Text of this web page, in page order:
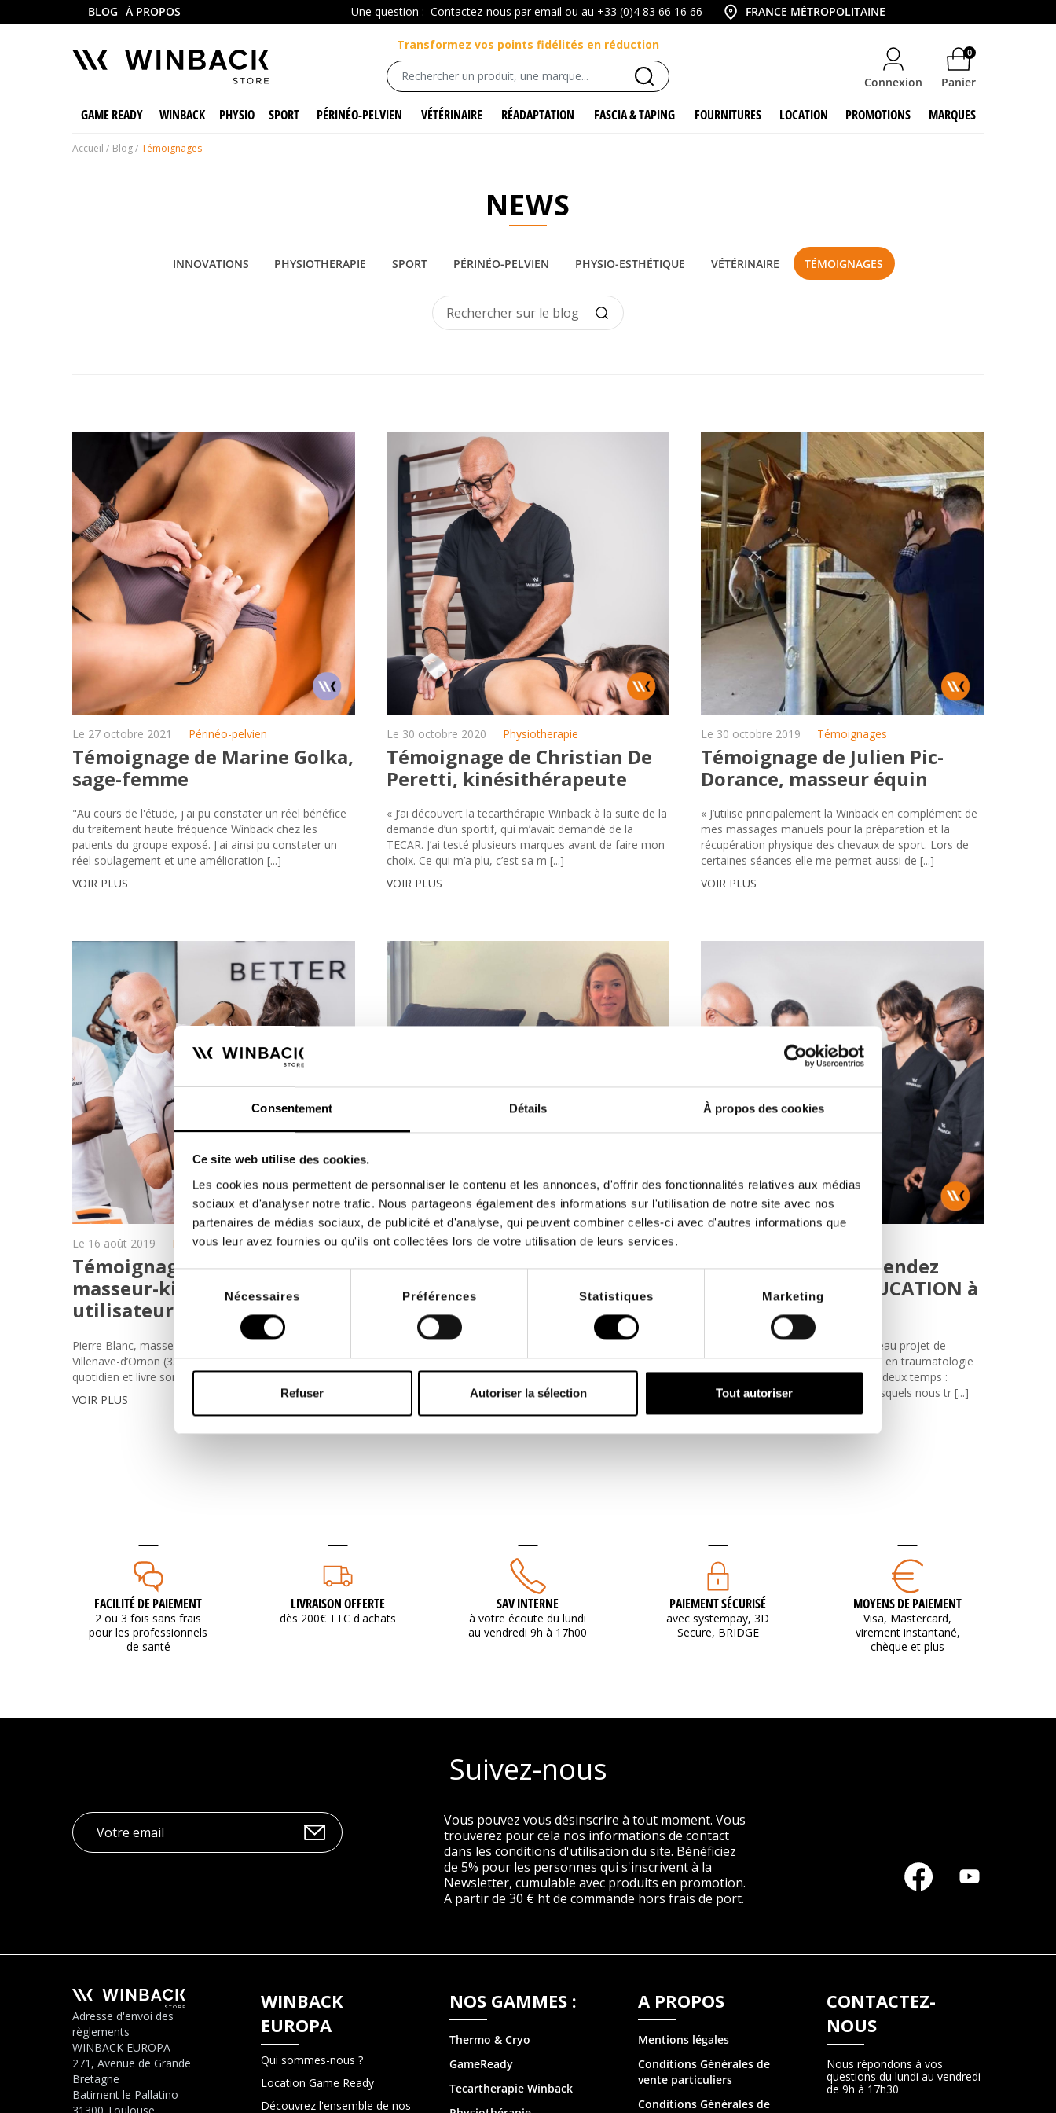
Consentement Détails À propos des cookies
Ce site web utilise des cookies.
Les cookies nous permettent de personnaliser le contenu et les annonces, d'offrir des fonctionnalités relatives aux médias
sociaux et d'analyser notre trafic. Nous partageons également des informations sur l'utilisation de notre site avec nos
partenaires de médias sociaux, de publicité et d'analyse, qui peuvent combiner celles-ci avec d'autres informations que
vous leur avez fournies ou qu'ils ont collectées lors de votre utilisation de leurs services.
Sélection
du
consentement
Nécessaires Préférences Statistiques Marketing
Refuser Autoriser la sélection Tout autoriser
BLOG À PROPOS Une question : Contactez-nous par email ou au +33 (0)4 83 66 16 66 Country
FRANCE MÉTROPOLITAINE
Transformez vos points fidélités en réduction
Connexion Panier
0
GAME READY WINBACK PHYSIO SPORT PÉRINÉO-PELVIEN VÉTÉRINAIRE RÉADAPTATION FASCIA & TAPING FOURNITURES LOCATION PROMOTIONS MARQUES
Accueil Blog Témoignages
NEWS
INNOVATIONS PHYSIOTHERAPIE SPORT PÉRINÉO-PELVIEN PHYSIO-ESTHÉTIQUE VÉTÉRINAIRE TÉMOIGNAGES
Le 27 octobre 2021 Périnéo-pelvien
Témoignage de Marine Golka,
sage-femme
"Au cours de l'étude, j'ai pu constater un réel bénéfice
du traitement haute fréquence Winback chez les
patients du groupe exposé. J'ai ainsi pu constater un
réel soulagement et une amélioration [...]
VOIR PLUS
Le 30 octobre 2020 Physiotherapie
Témoignage de Christian De
Peretti, kinésithérapeute
« J’ai découvert la tecarthérapie Winback à la suite de la
demande d’un sportif, qui m’avait demandé de la
TECAR. J’ai testé plusieurs marques avant de faire mon
choix. Ce qui m’a plu, c’est sa m [...]
VOIR PLUS
Le 30 octobre 2019 Témoignages
Témoignage de Julien Pic-
Dorance, masseur équin
« J’utilise principalement la Winback en complément de
mes massages manuels pour la préparation et la
récupération physique des chevaux de sport. Lors de
certaines séances elle me permet aussi de [...]
VOIR PLUS
Le 16 août 2019 Physiotherapie
Témoignage de M.Blanc,
masseur-kinésithérapeute
utilisateur de la Winback 6.0
Pierre Blanc, masseur-kinésithérapeute basé à
Villenave-d’Ornon (33), utilise la Winback 6.0 au
quotidien et livre son avis sur celle-ci.
VOIR PLUS
Le 16 août 2019 Sport
Témoignage Game Ready -
Charlotte Morel
Charlotte Morel, triathlète professionnelle, utilise Game
Ready au quotidien.
VOIR PLUS
Témoignage de S.Mendez
(SCM - SPORT REEDUCATION à
Nous voulions développer un nouveau projet de
cabinet plus grand et plus spécialisé en traumatologie
du sport… Nous avons raisonné en deux temps :
renouveler les équipements avec lesquels nous tr [...]
VOIR PLUS
FACILITÉ DE PAIEMENT
2 ou 3 fois sans frais
pour les professionnels
de santé
LIVRAISON OFFERTE
dès 200€ TTC d'achats
SAV INTERNE
à votre écoute du lundi
au vendredi 9h à 17h00
PAIEMENT SÉCURISÉ
avec systempay, 3D
Secure, BRIDGE
MOYENS DE PAIEMENT
Visa, Mastercard,
virement instantané,
chèque et plus
Suivez-nous
Vous pouvez vous désinscrire à tout moment. Vous
trouverez pour cela nos informations de contact
dans les conditions d'utilisation du site. Bénéficiez
de 5% pour les personnes qui s'inscrivent à la
Newsletter, cumulable avec produits en promotion.
A partir de 30 € ht de commande hors frais de port.
Adresse d'envoi des
règlements
WINBACK EUROPA
271, Avenue de Grande
Bretagne
Batiment le Pallatino
WINBACK
EUROPA
Qui sommes-nous ?
Location Game Ready
Découvrez l'ensemble de nos
NOS GAMMES :
Thermo & Cryo
GameReady
Tecartherapie Winback
A PROPOS
Mentions légales
Conditions Générales de
vente particuliers
Conditions Générales de
CONTACTEZ-
NOUS
Nous répondons à vos
questions du lundi au vendredi
de 9h à 17h30